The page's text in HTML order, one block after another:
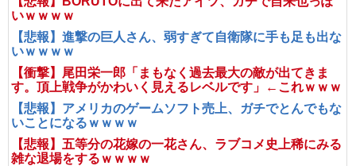
いｗｗｗｗ
【悲報】進撃の巨人さん、弱すぎて自衛隊に手も足も出な
いｗｗｗｗ
【衝撃】尾田栄一郎「まもなく過去最大の敵が出てきま
す。頂上戦争がかわいく見えるレベルです」←これｗｗｗ
【悲報】アメリカのゲームソフト売上、ガチでとんでもな
いことになるｗｗｗｗ
【悲報】五等分の花嫁の一花さん、ラブコメ史上稀にみる
雑な退場をするｗｗｗｗ